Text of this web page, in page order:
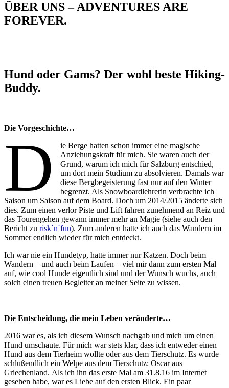
ÜBER UNS – ADVENTURES ARE
FOREVER.
Hund oder Gams? Der wohl beste Hiking-
Buddy.
Die Vorgeschichte…
D
ie Berge hatten schon immer eine magische
Anziehungskraft für mich. Sie waren auch der
Grund, warum ich mich für Salzburg entschied,
um dort mein Studium zu absolvieren. Damals war
diese Bergbegeisterung fast nur auf den Winter
begrenzt. Als Snowboardlehrerin verbrachte ich
Saison um Saison auf dem Board. Doch um 2014/2015 änderte sich
dies. Zum einen verlor Piste und Lift fahren zunehmend an Reiz und
das Tourengehen gewann immer mehr an Magie (siehe auch den
Bericht zu risk´n´fun). Zum anderen hatte ich auch das Wandern im
Sommer endlich wieder für mich entdeckt.
Ich war nie ein Hundetyp, hatte immer nur Katzen. Doch beim
Wandern – und auch beim Laufen – viel mir dann zum ersten Mal
auf, wie cool Hunde eigentlich sind und der Wunsch wuchs, auch
solch einen treuen Begleiter an meiner Seite zu wissen.
Die Entscheidung, die mein Leben veränderte…
2016 war es, als ich diesem Wunsch nachgab und mich um einen
Hund umschaute. Für mich war stets klar, dass ich entweder einen
Hund aus dem Tierheim wollte oder aus dem Tierschutz. Es wurde
schlußendlich ein Welpe aus dem Tierschutz: Oscar aus
Griechenland. Als ich ihn das erste Mal am 31.8.16 im Internet
gesehen habe, war es Liebe auf den ersten Blick. Ein paar